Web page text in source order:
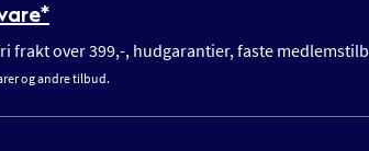
over 399,-, hudgarantier, faste
og andre tilbud.